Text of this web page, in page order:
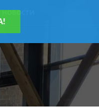
НОВОСТИ